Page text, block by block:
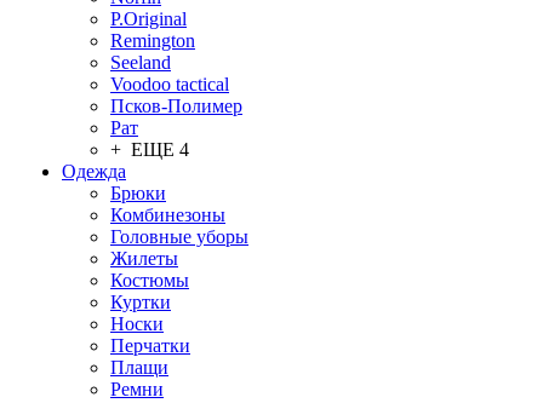
P.Original
Remington
Seeland
Voodoo tactical
Псков-Полимер
Рат
+ ЕЩЕ 4
Одежда
Брюки
Комбинезоны
Головные уборы
Жилеты
Костюмы
Куртки
Носки
Перчатки
Плащи
Ремни